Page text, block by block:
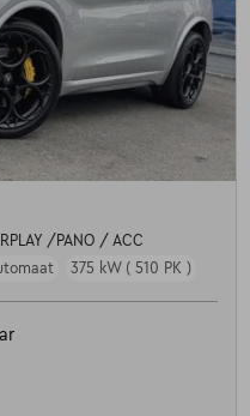
/PANO / ACC
375 kW ( 510 PK )